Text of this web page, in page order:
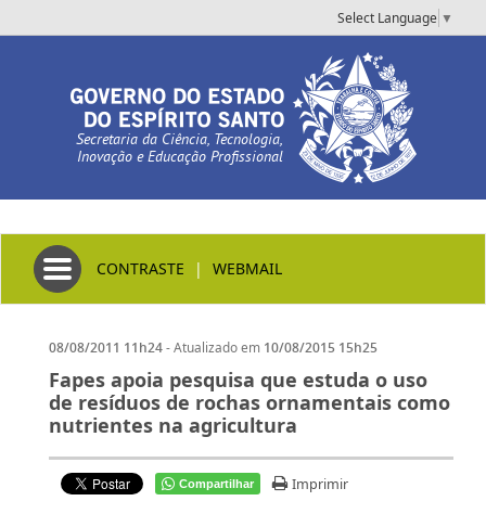
Select Language ▼
Secretaria da Ciência, Tecnologia,
Inovação e Educação Profissional
Toggle navigation
CONTRASTE | WEBMAIL
08/08/2011 11h24- Atualizado em 10/08/2015 15h25
Fapes apoia pesquisa que estuda o uso
de resíduos de rochas ornamentais como
nutrientes na agricultura
Compartilhar Imprimir